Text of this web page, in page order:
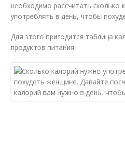
необходимо рассчитать сколько
употреблять в день, чтобы
Для этого пригодится таблица
продуктов питания: